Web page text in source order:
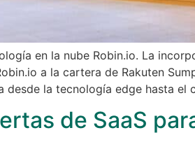
en la nube Robin.io. La
a la cartera de Rakuten
desde la tecnología edge hasta
de SaaS